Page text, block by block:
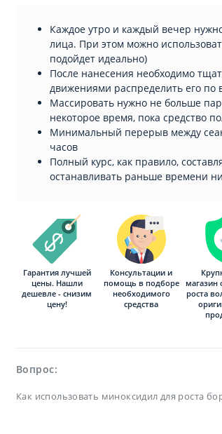
Каждое утро и каждый вечер
лица. При этом можно
подойдет идеально)
После нанесения необходимо
движениями распределить его по
Массировать нужно не больше
некоторое время, пока средство
Минимальный перерыв между
часов
Полный курс, как правило,
останавливать раньше времени
Гарантия лучшей
цены. Нашли
дешевле - снизим
цену!
Консультации и
помощь в подборе
необходимого
средства
магазин
роста
Вопрос:
Как использовать миноксидил для роста